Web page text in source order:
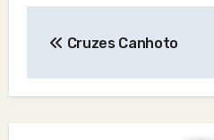
Cruzes Canhoto